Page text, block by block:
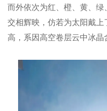
而外依次为红、橙、黄、
交相辉映，仿若为太阳戴上
高，系因高空卷层云中冰晶